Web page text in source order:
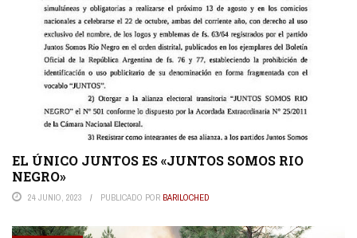
EL ÚNICO JUNTOS ES «JUNTOS SOMOS RIO
NEGRO»
24 JUNIO, 2023 PUBLICADO POR BARILOCHED